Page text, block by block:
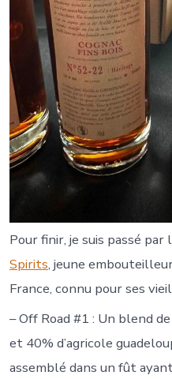
Pour finir, je suis passé par
Spirits, jeune
France, connu pour ses
– Off Road #1 : Un blend
et 40% d’agricole
assemblé dans un fût